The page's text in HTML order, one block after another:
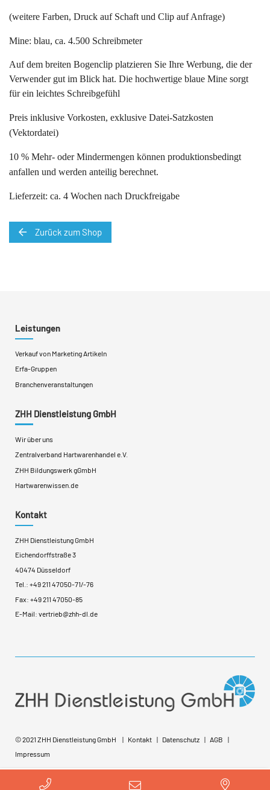
(weitere Farben, Druck auf Schaft und Clip auf Anfrage)
Mine: blau, ca. 4.500 Schreibmeter
Auf dem breiten Bogenclip platzieren Sie Ihre Werbung, die der
Verwender gut im Blick hat. Die hochwertige blaue Mine sorgt
für ein leichtes Schreibgefühl
Preis inklusive Vorkosten, exklusive Datei-Satzkosten
(Vektordatei)
10 % Mehr- oder Mindermengen können produktionsbedingt
anfallen und werden anteilig berechnet.
Lieferzeit: ca. 4 Wochen nach Druckfreigabe
Zurück zum Shop
Leistungen
Verkauf von Marketing Artikeln
Erfa-Gruppen
Branchenveranstaltungen
ZHH Dienstleistung GmbH
Wir über uns
Zentralverband Hartwarenhandel e.V.
ZHH Bildungswerk gGmbH
Hartwarenwissen.de
Kontakt
ZHH Dienstleistung GmbH
Eichendorffstraße 3
40474 Düsseldorf
Tel.: +49 211 47050-71/-76
Fax: +49 211 47050-85
E-Mail: vertrieb@zhh-dl.de
© 2021 ZHH Dienstleistung GmbH Kontakt Datenschutz
AGB
Impressum